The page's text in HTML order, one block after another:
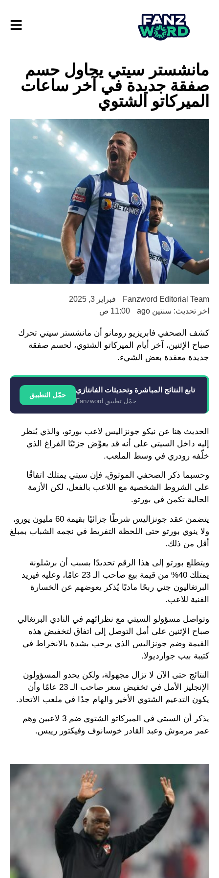
مانشستر سيتي يحاول حسم
صفقة جديدة في آخر ساعات
الميركاتو الشتوي
Fanzword Editorial Team
فبراير 3, 2025
اخر تحديث: سنتين ago
11:00 ص
كشف الصحفي فابريزيو رومانو أن مانشستر سيتي تحرك
صباح الإثنين، آخر أيام الميركاتو الشتوي، لحسم صفقة
جديدة معقدة بعض الشيء.
تابع النتائج المباشرة وتحديثات الفانتازي
حمّل تطبيق Fanzword
حمّل التطبيق
الحديث هنا عن نيكو جونزاليس لاعب بورتو، والذي يُنظر
إليه داخل السيتي على أنه قد يعوِّض جزئيًا الفراغ الذي
خلّفه رودري في وسط الملعب.
وحسبما ذكر الصحفي الموثوق، فإن سيتي يمتلك اتفاقًا
على الشروط الشخصية مع اللاعب بالفعل، لكن الأزمة
الحالية تكمن في بورتو.
يتضمن عقد جونزاليس شرطًا جزائيًا بقيمة 60 مليون يورو،
ولا ينوي بورتو حتى اللحظة التفريط في نجمه الشباب بمبلغ
أقل من ذلك.
ويتطلع بورتو إلى هذا الرقم تحديدًا بسبب أن برشلونة
يمتلك 40% من قيمة بيع صاحب الـ 23 عامًا، وعليه فيريد
البرتغاليون جني ربحًا ماديًا يُذكر يعوضهم عن الخسارة
الفنية للاعب.
وتواصل مسؤولو السيتي مع نظرائهم في النادي البرتغالي
صباح الإثنين على أمل التوصل إلى اتفاق لتخفيض هذه
القيمة وضم جونزاليس الذي يرحب بشدة بالانخراط في
كتيبة بيب جوارديولا.
النتائج حتى الآن لا تزال مجهولة، ولكن يحدو المسؤولون
الإنجليز الأمل في تخفيض سعر صاحب الـ 23 عامًا وأن
يكون التدعيم الشتوي الأخير والهام جدًا في ملعب الاتحاد.
يذكر أن السيتي في الميركاتو الشتوي ضم 3 لاعبين وهم
عمر مرموش وعبد القادر خوسانوف وفيكتور رييس.